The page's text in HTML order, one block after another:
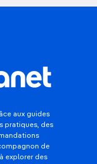
aux guides
pratiques, des
de
explorer des